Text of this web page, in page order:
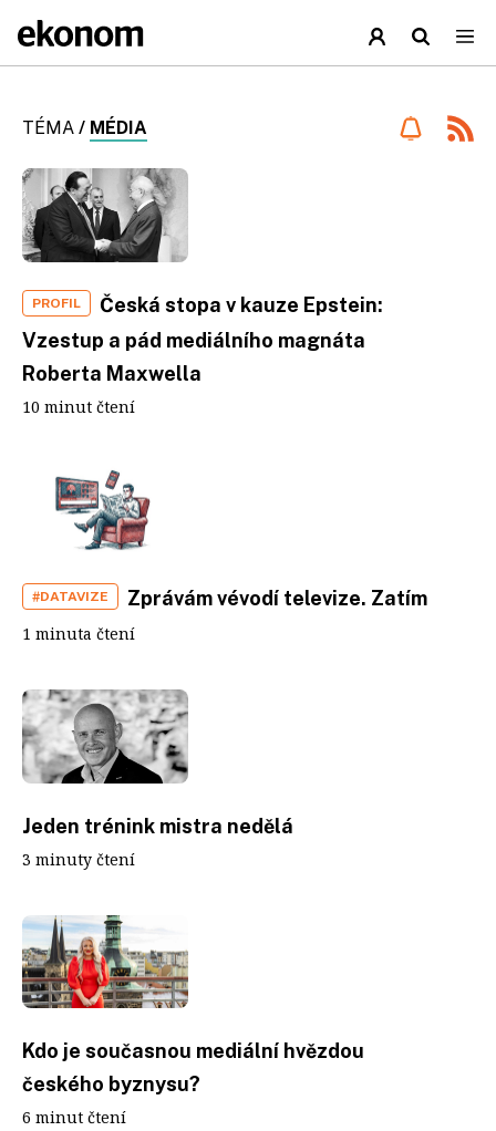
TÉMA / MÉDIA
PROFIL
Česká stopa v kauze Epstein:
Vzestup a pád mediálního magnáta
Roberta Maxwella
10 minut čtení
#DATAVIZE Zprávám vévodí televize. Zatím
1 minuta čtení
Jeden trénink mistra nedělá
3 minuty čtení
Kdo je současnou mediální hvězdou
českého byznysu?
6 minut čtení